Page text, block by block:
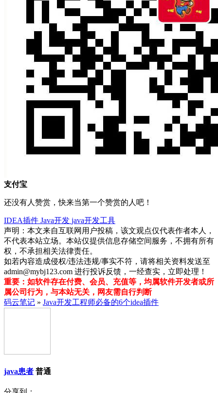
支付宝
还没有人赞赏，快来当第一个赞赏的人吧！
IDEA插件 Java开发 java开发工具
声明：本文来自互联网用户投稿，该文观点仅代表作者本人，
不代表本站立场。本站仅提供信息存储空间服务，不拥有所有
权，不承担相关法律责任。
如若内容造成侵权/违法违规/事实不符，请将相关资料发送至
admin@mybj123.com 进行投诉反馈，一经查实，立即处理！
重要：如软件存在付费、会员、充值等，均属软件开发者或所
属公司行为，与本站无关，网友需自行判断
码云笔记 » Java开发工程师必备的6个idea插件
java患者 普通